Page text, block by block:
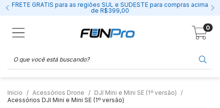
FRETE GRÁTIS para as regiões SUL e SUDESTE para compras acima
de R$399,00
0
Início Acessórios Drone
DJI Mini e Mini SE (1º versão)
Acessórios DJI Mini e Mini SE (1º versão)